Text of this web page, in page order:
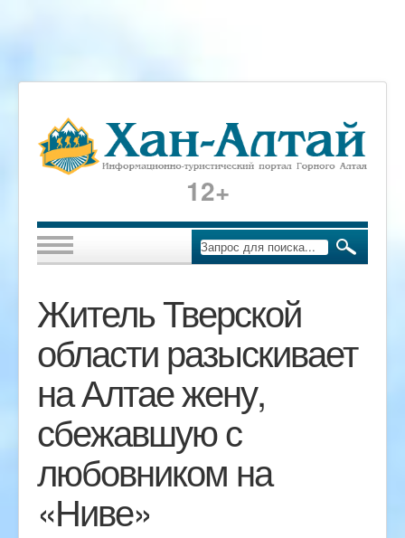
12+
Житель Тверской
области разыскивает
на Алтае жену,
сбежавшую с
любовником на
«Ниве»